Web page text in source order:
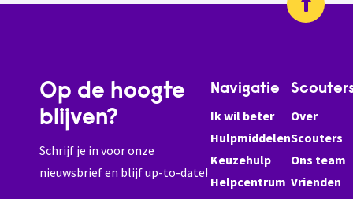
Op de hoogte
blijven?
Schrijf je in voor onze
nieuwsbrief en blijf up-to-date!
Navigatie
Ik wil beter
Hulpmiddelen
Keuzehulp
Helpcentrum
Over
Scouters
Ons team
Vrienden